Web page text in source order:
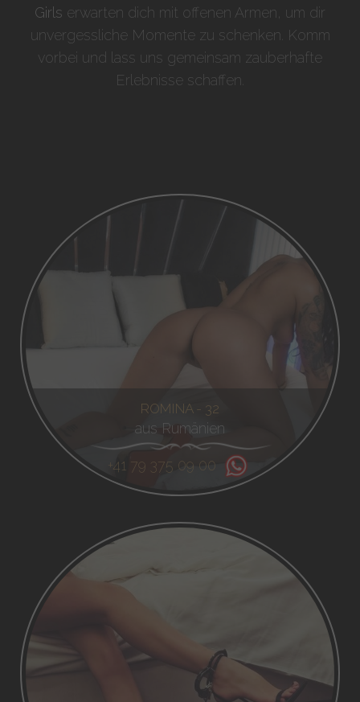
Girls erwarten dich mit offenen Armen, um dir
unvergessliche Momente zu schenken. Komm
vorbei und lass uns gemeinsam zauberhafte
Erlebnisse schaffen.
ROMINA - 32
aus Rumänien
+41 79 375 09 00